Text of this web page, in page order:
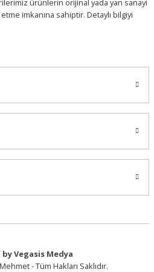
/ Megane / Renault 19 / Kango
ürünlerin orijinal yada yan sanayi
imkanına sahiptir. Detaylı bilgiyi
Vegasis Medya
- Tüm Hakları Saklıdır.